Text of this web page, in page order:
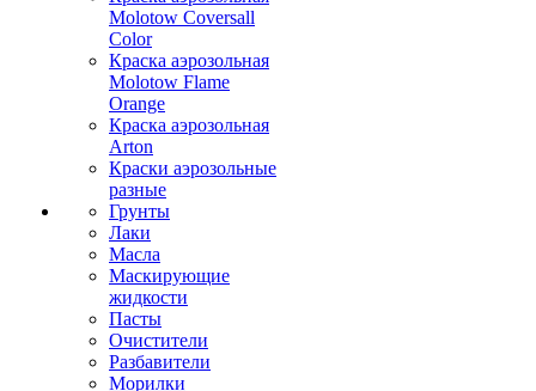
Molotow Coversall
Color
Краска аэрозольная
Molotow Flame
Orange
Краска аэрозольная
Arton
Краски аэрозольные
разные
Грунты
Лаки
Масла
Маскирующие
жидкости
Пасты
Очистители
Разбавители
Морилки